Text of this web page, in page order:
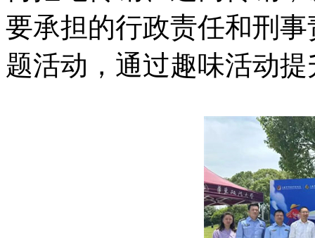
要承担的行政责任和刑
题活动，通过趣味活动